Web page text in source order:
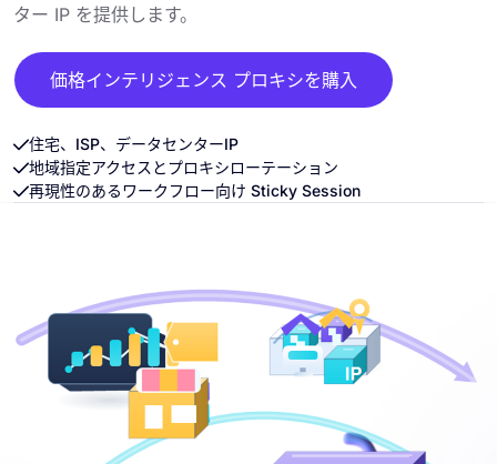
ター IP を提供します。
価格インテリジェンス プロキシを購入
住宅、ISP、データセンターIP
地域指定アクセスとプロキシローテーション
再現性のあるワークフロー向け Sticky Session